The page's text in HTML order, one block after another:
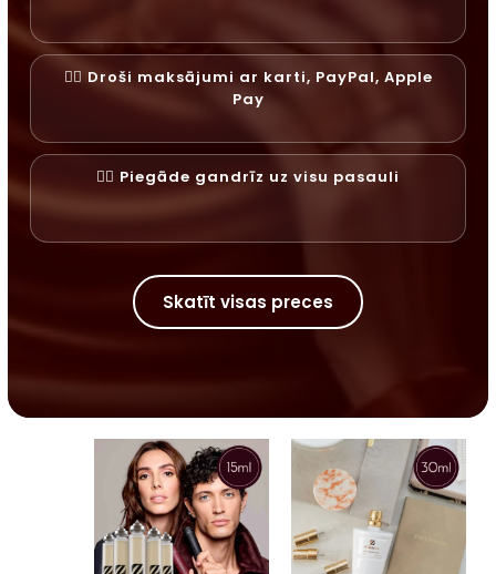
✓⃝ Droši maksājumi ar karti, PayPal, Apple
Pay
✓⃝ Piegāde gandrīz uz visu pasauli
Skatīt visas preces